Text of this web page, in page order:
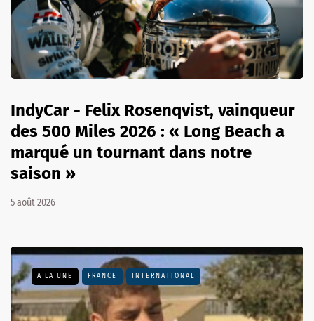
IndyCar - Felix Rosenqvist, vainqueur
des 500 Miles 2026 : « Long Beach a
marqué un tournant dans notre
saison »
5 août 2026
A LA UNE FRANCE INTERNATIONAL